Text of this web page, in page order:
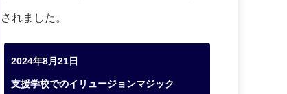
されました。
2024年8月21日
支援学校でのイリュージョンマジック